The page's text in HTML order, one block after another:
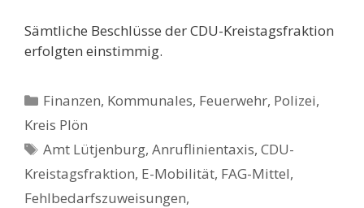
Sämtliche Beschlüsse der CDU-Kreistagsfraktion
erfolgten einstimmig.
Kategorien
Finanzen, Kommunales, Feuerwehr, Polizei,
Kreis Plön
Schlagwörter
Amt Lütjenburg,Anruflinientaxis,CDU-
Kreistagsfraktion, E-Mobilität, FAG-Mittel,
Fehlbedarfszuweisungen,